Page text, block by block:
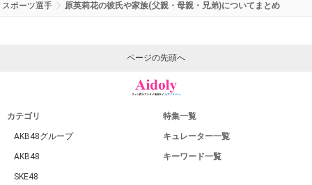
スポーツ選手 原英莉花の彼氏や家族(父親・母親・兄弟)についてまとめ
ページの先頭へ
カテゴリ
AKB48グループ
AKB48
SKE48
特集一覧
キュレーター一覧
キーワード一覧